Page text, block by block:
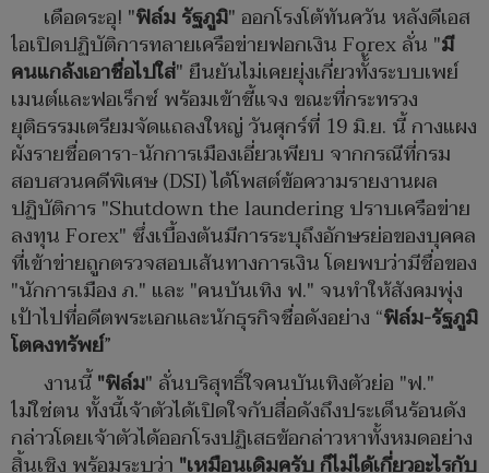
เดือดระอุ! "ฟิล์ม รัฐภูมิ" ออกโรงโต้ทันควัน หลังดีเอส
ไอเปิดปฏิบัติการทลายเครือข่ายฟอกเงิน Forex ลั่น "มี
คนแกล้งเอาชื่อไปใส่" ยืนยันไม่เคยยุ่งเกี่ยวทั้้งระบบเพย์
เมนต์และฟอเร็กซ์ พร้อมเข้าชี้แจง ขณะที่กระทรวง
ยุติธรรมเตรียมจัดแถลงใหญ่ วันศุกร์ที่ 19 มิ.ย. นี้ กางแผง
ผังรายชื่อดารา-นักการเมืองเอี่ยวเพียบ จากกรณีที่กรม
สอบสวนคดีพิเศษ (DSI) ได้โพสต์ข้อความรายงานผล
ปฏิบัติการ "Shutdown the laundering ปราบเครือข่าย
ลงทุน Forex" ซึ่งเบื้องต้นมีการระบุถึงอักษรย่อของบุคคล
ที่เข้าข่ายถูกตรวจสอบเส้นทางการเงิน โดยพบว่ามีชื่อของ
"นักการเมือง ภ." และ "คนบันเทิง ฟ." จนทำให้สังคมพุ่ง
เป้าไปที่อดีตพระเอกและนักธุรกิจชื่อดังอย่าง “ฟิล์ม-รัฐภูมิ
โตคงทรัพย์”
งานนี้"ฟิล์ม" ลั่นบริสุทธิ์ใจคนบันเทิงตัวย่อ "ฟ."
ไม่ใช่ตน ทั้งนี้เจ้าตัวได้เปิดใจกับสื่อดังถึงประเด็นร้อนดัง
กล่าวโดยเจ้าตัวได้ออกโรงปฏิเสธข้อกล่าวหาทั้งหมดอย่าง
สิ้นเชิง พร้อมระบุว่า "เหมือนเดิมครับ ก็ไม่ได้เกี่ยวอะไรกับ